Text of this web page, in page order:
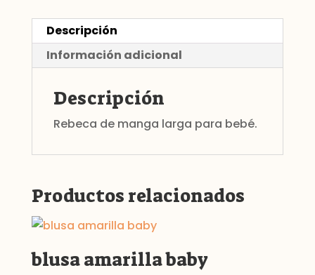
Descripción
Información adicional
Descripción
Rebeca de manga larga para bebé.
Productos relacionados
blusa amarilla baby